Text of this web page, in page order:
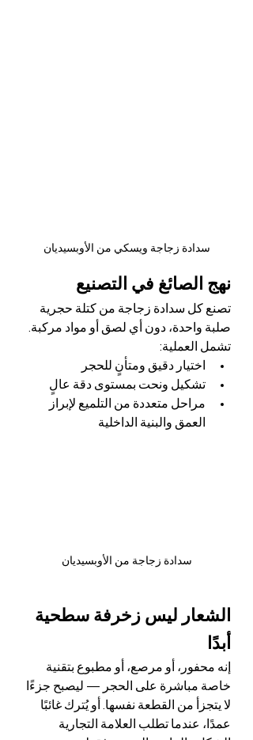
سدادة زجاجة ويسكي من الأوبسيديان
نهج الصائغ في التصنيع
تصنع كل سدادة زجاجة من كتلة حجرية
صلبة واحدة، دون أي لصق أو مواد مركبة.
تشمل العملية:
اختيار دقيق ومتأنٍ للحجر
تشكيل ونحت بمستوى دقة عالٍ
مراحل متعددة من التلميع لإبراز
العمق والبنية الداخلية
سدادة زجاجة من الأوبسيديان
الشعار ليس زخرفة سطحية
أبدًا
إنه محفور، أو مرصع، أو مطبوع بتقنية
خاصة مباشرة على الحجر — ليصبح جزءًا
لا يتجزأ من القطعة نفسها. أو يُترك غائبًا
عمدًا، عندما تطلب العلامة التجارية